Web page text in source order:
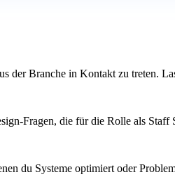
Branche in Kontakt zu treten.
Fragen, die für die Rolle als
du Systeme optimiert oder